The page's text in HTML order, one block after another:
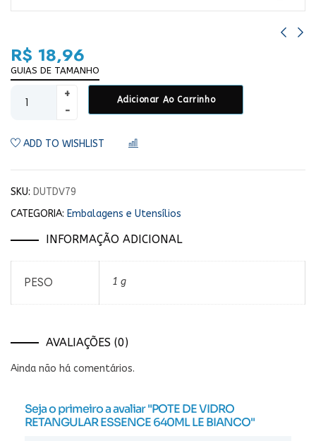
R$ 18,96
GUIAS DE TAMANHO
Adicionar Ao Carrinho
ADD TO WISHLIST
SKU: DUTDV79
CATEGORIA: Embalagens e Utensílios
INFORMAÇÃO ADICIONAL
PESO 1 g
AVALIAÇÕES (0)
Ainda não há comentários.
Seja o primeiro a avaliar "POTE DE VIDRO
RETANGULAR ESSENCE 640ML LE BIANCO"